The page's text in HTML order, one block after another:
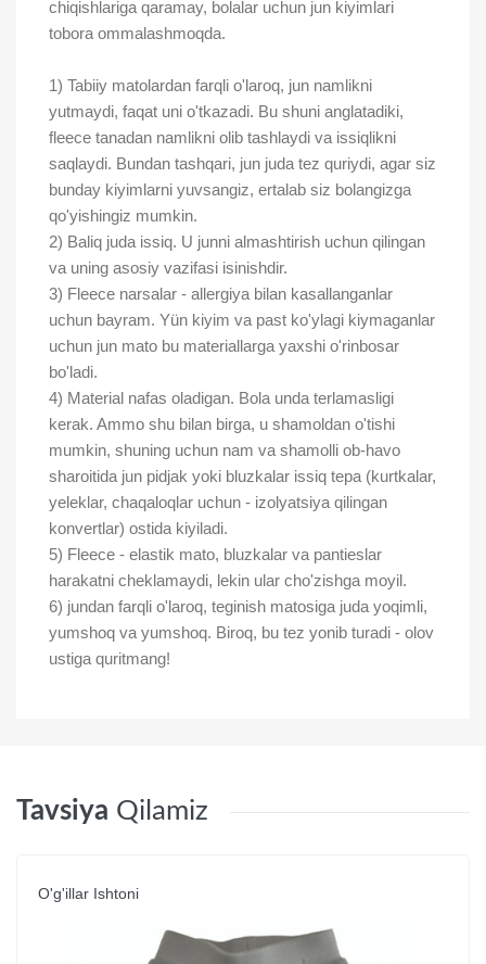
chiqishlariga qaramay, bolalar uchun jun kiyimlari
tobora ommalashmoqda.
1) Tabiiy matolardan farqli o'laroq, jun namlikni
yutmaydi, faqat uni o'tkazadi. Bu shuni anglatadiki,
fleece tanadan namlikni olib tashlaydi va issiqlikni
saqlaydi. Bundan tashqari, jun juda tez quriydi, agar siz
bunday kiyimlarni yuvsangiz, ertalab siz bolangizga
qo'yishingiz mumkin.
2) Baliq juda issiq. U junni almashtirish uchun qilingan
va uning asosiy vazifasi isinishdir.
3) Fleece narsalar - allergiya bilan kasallanganlar
uchun bayram. Yün kiyim va past ko'ylagi kiymaganlar
uchun jun mato bu materiallarga yaxshi o'rinbosar
bo'ladi.
4) Material nafas oladigan. Bola unda terlamasligi
kerak. Ammo shu bilan birga, u shamoldan o'tishi
mumkin, shuning uchun nam va shamolli ob-havo
sharoitida jun pidjak yoki bluzkalar issiq tepa (kurtkalar,
yeleklar, chaqaloqlar uchun - izolyatsiya qilingan
konvertlar) ostida kiyiladi.
5) Fleece - elastik mato, bluzkalar va pantieslar
harakatni cheklamaydi, lekin ular cho'zishga moyil.
6) jundan farqli o'laroq, teginish matosiga juda yoqimli,
yumshoq va yumshoq. Biroq, bu tez yonib turadi - olov
ustiga quritmang!
Tavsiya Qilamiz
O'g'illar Ishtoni